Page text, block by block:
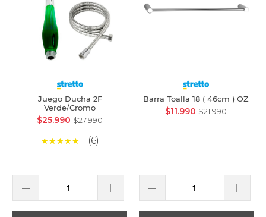
Juego Ducha 2F
Verde/Cromo
$25.990$27.990
(6)
Barra Toalla 18 ( 46cm ) OZ
$11.990$21.990